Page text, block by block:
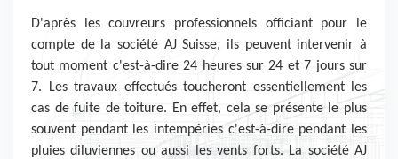
D'après les couvreurs professionnels officiant pour le
compte de la société AJ Suisse, ils peuvent intervenir à
tout moment c'est-à-dire 24 heures sur 24 et 7 jours sur
7. Les travaux effectués toucheront essentiellement les
cas de fuite de toiture. En effet, cela se présente le plus
souvent pendant les intempéries c'est-à-dire pendant les
pluies diluviennes ou aussi les vents forts. La société AJ